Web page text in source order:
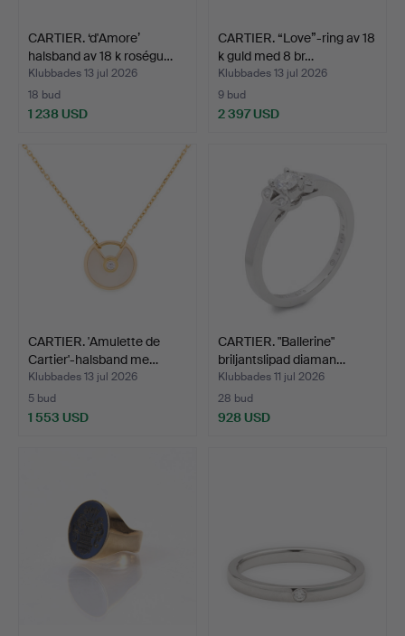
CARTIER. ‘d'Amore’
halsband av 18 k roségu…
Klubbades 13 jul 2026
18 bud
1 238 USD
CARTIER. “Love”-ring av 18
k guld med 8 br…
Klubbades 13 jul 2026
9 bud
2 397 USD
CARTIER. 'Amulette de
Cartier'-halsband me…
Klubbades 13 jul 2026
5 bud
1 553 USD
CARTIER. "Ballerine"
briljantslipad diaman…
Klubbades 11 jul 2026
28 bud
928 USD